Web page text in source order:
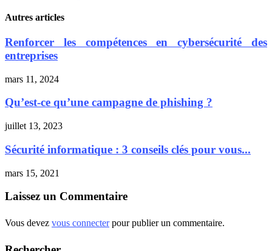
Autres articles
Renforcer les compétences en cybersécurité des
entreprises
mars 11, 2024
Qu’est-ce qu’une campagne de phishing ?
juillet 13, 2023
Sécurité informatique : 3 conseils clés pour vous...
mars 15, 2021
Laissez un Commentaire
Vous devez vous connecterpour publier un commentaire.